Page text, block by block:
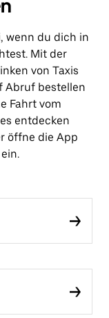
wenn du dich in
Mit der
von Taxis
Abruf bestellen
Fahrt vom
entdecken
öffne die App